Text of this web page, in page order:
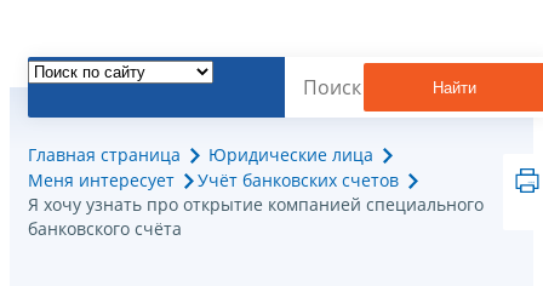
Найти
Главная страница
Юридические лица
Меня интересует
Учёт банковских счетов
Я хочу узнать про открытие компанией специального
банковского счёта